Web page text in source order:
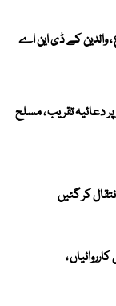
، والدین کے ڈی این اے
برسی ، مزار پر دعائیہ تقریب ، مسلح
کر گئیں
،